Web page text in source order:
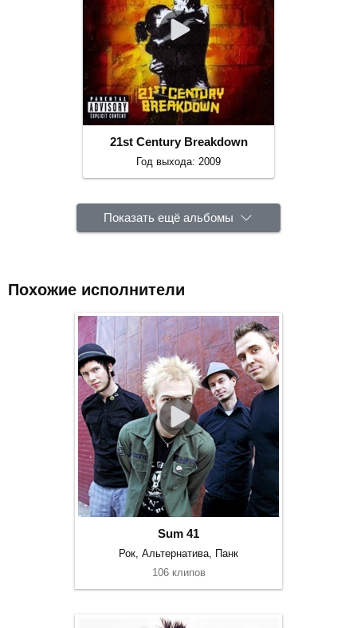
21st Century Breakdown
Год выхода: 2009
Показать ещё альбомы
Похожие исполнители
Sum 41
Рок, Альтернатива, Панк
106 клипов